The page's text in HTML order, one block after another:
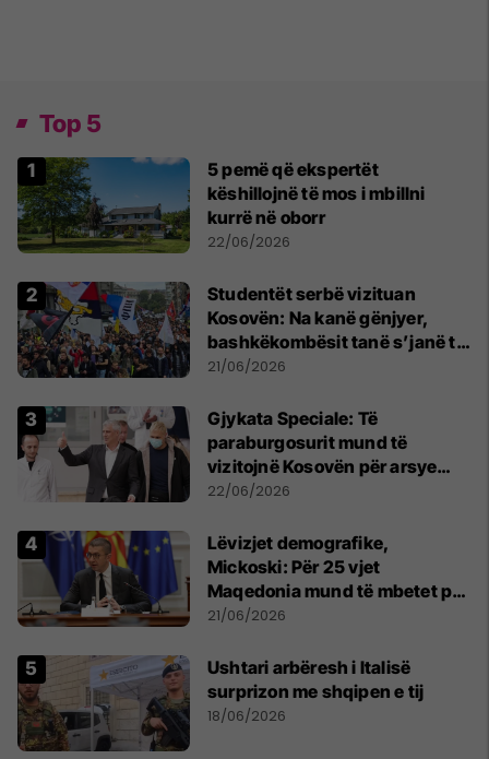
Top 5
5 pemë që ekspertët
këshillojnë të mos i mbillni
kurrë në oborr
22/06/2026
Studentët serbë vizituan
Kosovën: Na kanë gënjyer,
bashkëkombësit tanë s’janë të
shtypur
21/06/2026
​Gjykata Speciale: Të
paraburgosurit mund të
vizitojnë Kosovën për arsye
humanitare
22/06/2026
Lëvizjet demografike,
Mickoski: Për 25 vjet
Maqedonia mund të mbetet pa
150 mijë deri në 250 mijë
21/06/2026
Ushtari arbëresh i Italisë
surprizon me shqipen e tij
18/06/2026